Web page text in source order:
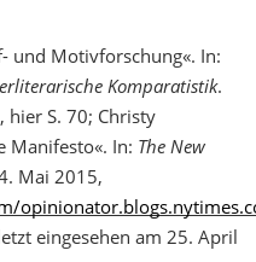
und Motivforschung«. In:
Komparatistik.
hier S. 70; Christy
Manifesto«. In: The New
Mai 2015,
eingesehen am 25. April